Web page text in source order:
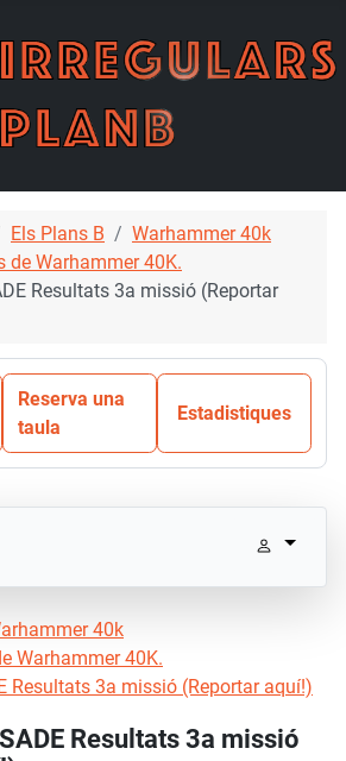
Els Plans B
Warhammer 40k
de Warhammer 40K.
Resultats 3a missió (Reportar
Reserva una
taula
Estadistiques
40k
Warhammer 40K.
Resultats 3a missió (Reportar aquí!)
Resultats 3a missió